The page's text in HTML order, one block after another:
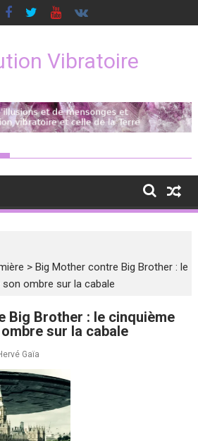
Vibratoire
>Big Mother contre Big Brother : le
ombre sur la cabale
Big Brother : le cinquième
sur la cabale
Gaïa